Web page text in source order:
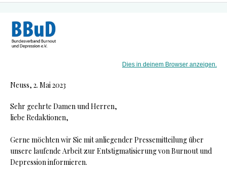
Dies in deinem Browser anzeigen.
Neuss, 2. Mai 2023
Sehr geehrte Damen und Herren,
liebe Redaktionen,
Gerne möchten wir Sie mit anliegender Pressemitteilung über
unsere laufende Arbeit zur Entstigmatisierung von Burnout und
Depression informieren.